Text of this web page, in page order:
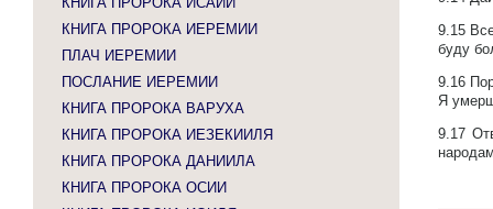
КНИГА ПРОРОКА ИЕРЕМИИ
ПЛАЧ ИЕРЕМИИ
ПОСЛАНИЕ ИЕРЕМИИ
КНИГА ПРОРОКА ВАРУХА
КНИГА ПРОРОКА ИЕЗЕКИИЛЯ
КНИГА ПРОРОКА ДАНИИЛА
КНИГА ПРОРОКА ОСИИ
9.15
буду
9.16
Я
9.17